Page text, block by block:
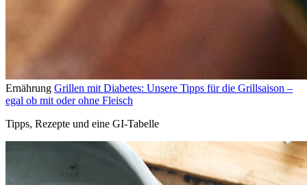
Ernährung Grillen mit Diabetes: Unsere Tipps für die Grillsaison –
egal ob mit oder ohne Fleisch
Tipps, Rezepte und eine GI-Tabelle